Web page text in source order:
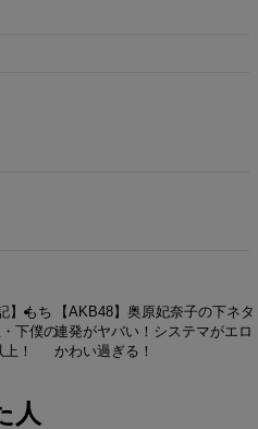
】もち
下僕の
！
【AKB48】奥原妃奈子の下ネタ
連発がヤバい！システマがエロ
かわい過ぎる！
人